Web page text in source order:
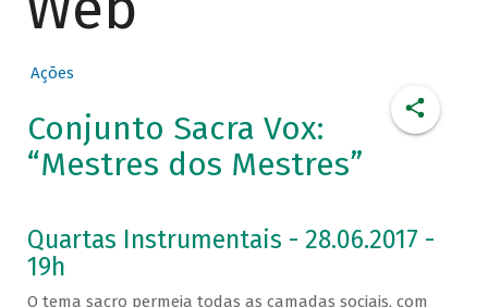
Ações
Conjunto Sacra Vox:
“Mestres dos Mestres”
Quartas Instrumentais - 28.06.2017 -
19h
O tema sacro permeia todas as camadas sociais, com